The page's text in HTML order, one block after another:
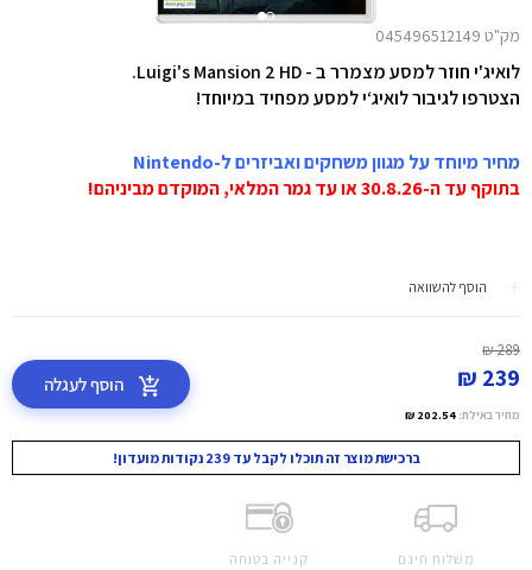
מק"ט 045496512149
לואיג'י חוזר למסע מצמרר ב - Luigi's Mansion 2 HD.
הצטרפו לגיבור לואיג‘י למסע מפחיד במיוחד!
מחיר מיוחד על מגוון משחקים ואביזרים ל-Nintendo
בתוקף עד ה-30.8.26 או עד גמר המלאי, המוקדם מביניהם!
הוסף להשוואה
289 ₪
239 ₪
מחיר באילת: 202.54 ₪
הוסף לעגלה
ברכישת מוצר זה תוכלו לקבל עד 239 נקודות מועדון!
משלוח חינם קנייה בטוחה